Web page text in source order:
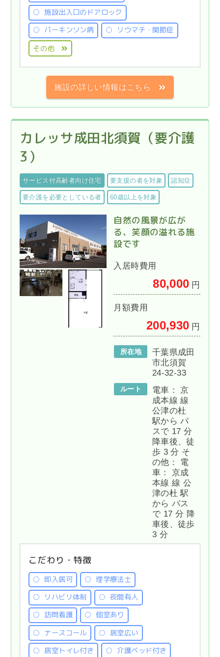
施設出入口のドアロック
パーキンソン病
リウマチ・関節症
その他
施設の詳しい情報はこちら
カレッサ成田北須賀（要介護
3）
サービス付高齢者向け住宅 要支援の者を対象 認知症
要介護を必要としている者 60歳以上を対象
自然の風景が広が
る、笑顔の溢れる施
設です
入居時費用
80,000 円
月額費用
200,930 円
所在地
千葉県成田
市北須賀
24-32-33
ルート
電車： 京
成本線 線
公津の杜
駅から バ
スで 17 分
降車後、徒
歩 3 分 そ
の他： 電
車： 京成
本線 線 公
津の杜 駅
から バス
で 17 分 降
車後、徒歩
3 分
こだわり・特徴
即入居可
理学療法士
リハビリ体制
夜間有人
訪問看護
個室あり
ナースコール
居室広い
居室トイレ付き
介護ベッド付き